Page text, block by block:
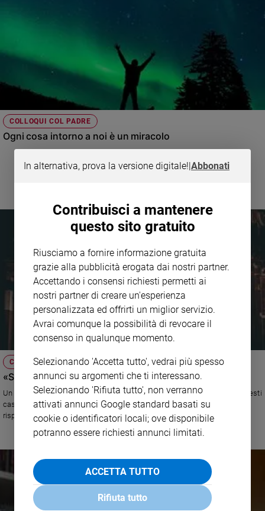
COLLOQUI COL PADRE
Ogni cosa intorno a noi è un miracolo
COLLOQUI COL PADRE
«So con certezza che Dio non c’è»
Un lettore ci scrive: «Se ci fosse davvero il Dio dei miracoli almeno in questi
casi di pandemia dovrebbe farsi sentire. Invece non succede niente». La
risposta del nostro direttore, don Antonio Rizzolo
In alternativa, prova la versione digitale!|Abbonati
Contribuisci a mantenere
questo sito gratuito
Riusciamo a fornire informazione gratuita
grazie alla pubblicità erogata dai nostri partner.
Accettando i consensi richiesti permetti ai
nostri partner di creare un'esperienza
personalizzata ed offrirti un miglior servizio.
Avrai comunque la possibilità di revocare il
consenso in qualunque momento.
Selezionando 'Accetta tutto', vedrai più spesso
annunci su argomenti che ti interessano.
Selezionando 'Rifiuta tutto', non verranno
attivati annunci Google standard basati su
cookie o identificatori locali; ove disponibile
potranno essere richiesti annunci limitati.
ACCETTA TUTTO
Rifiuta tutto